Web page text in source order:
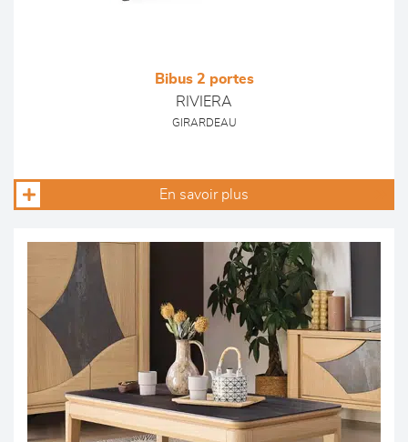
Bibus 2 portes
RIVIERA
GIRARDEAU
En savoir plus